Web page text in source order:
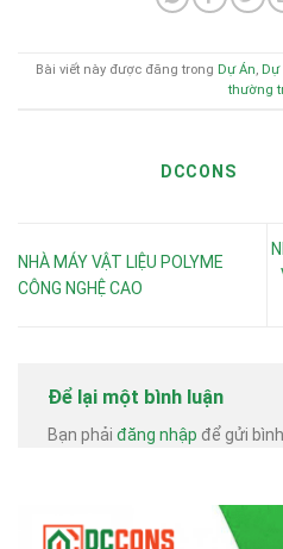
Bài viết này được đăng trong Dự Án,
thường
DCCONS
NHÀ MÁY VẬT LIỆU POLYME
CÔNG NGHỆ CAO
Để lại một bình luận
Bạn phải đăng nhập để gửi